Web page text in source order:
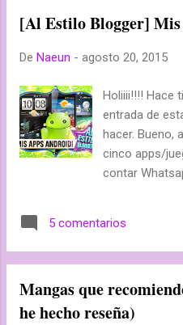
[Al Estilo Blogger]
De Naeun - agosto 20, 2015
Holiiii!!!! Hace
entrada de
hacer. Bueno,
cinco apps/
contar
multijugador, o
capturas y
más uso en el
puedo leer
5 comentarios
Mangas que
he hecho reseña)